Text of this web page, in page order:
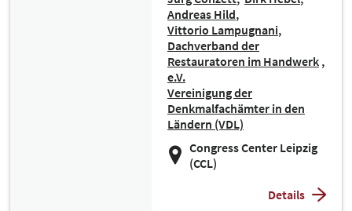
Andreas Hild
Vittorio Lampugnani
Dachverband der
Restauratoren im Handwerk
e.V.
Vereinigung der
Denkmalfachämter in den
Ländern (VDL)
Congress Center Leipzig
(CCL)
Details